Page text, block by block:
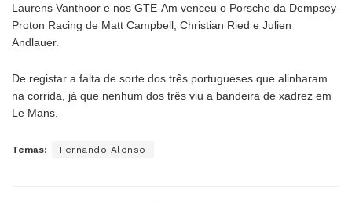
Laurens Vanthoor e nos GTE-Am venceu o Porsche da Dempsey-
Proton Racing de Matt Campbell, Christian Ried e Julien
Andlauer.
De registar a falta de sorte dos três portugueses que alinharam
na corrida, já que nenhum dos três viu a bandeira de xadrez em
Le Mans.
Temas: Fernando Alonso